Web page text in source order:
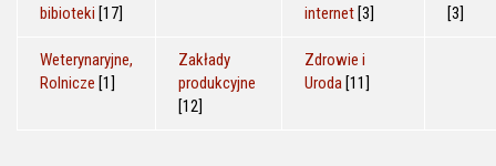
bibioteki [17]
internet [3]
[3]
Weterynaryjne,
Rolnicze [1]
Zakłady
produkcyjne
[12]
Zdrowie i
Uroda [11]